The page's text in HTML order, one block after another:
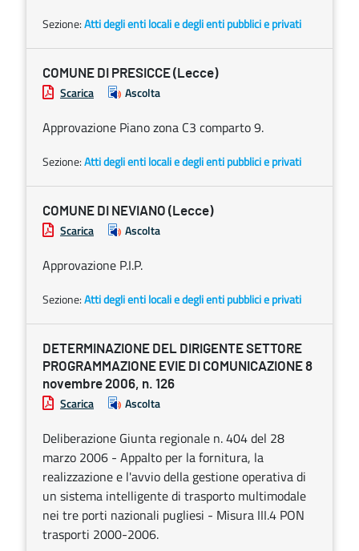
Sezione:Atti degli enti locali e degli enti pubblici e privati
COMUNE DI PRESICCE (Lecce)
Scarica Ascolta
Approvazione Piano zona C3 comparto 9.
Sezione:Atti degli enti locali e degli enti pubblici e privati
COMUNE DI NEVIANO (Lecce)
Scarica Ascolta
Approvazione P.I.P.
Sezione:Atti degli enti locali e degli enti pubblici e privati
DETERMINAZIONE DEL DIRIGENTE SETTORE
PROGRAMMAZIONE EVIE DI COMUNICAZIONE 8
novembre 2006, n. 126
Scarica Ascolta
Deliberazione Giunta regionale n. 404 del 28
marzo 2006 - Appalto per la fornitura, la
realizzazione e l'avvio della gestione operativa di
un sistema intelligente di trasporto multimodale
nei tre porti nazionali pugliesi - Misura III.4 PON
trasporti 2000-2006.